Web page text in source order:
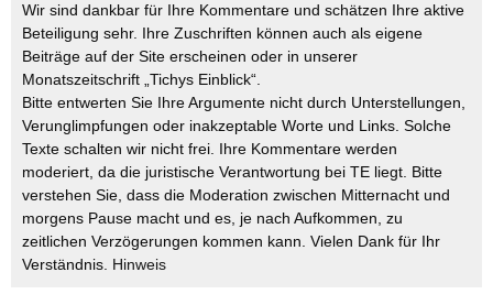
Wir sind dankbar für Ihre Kommentare und schätzen Ihre aktive
Beteiligung sehr. Ihre Zuschriften können auch als eigene
Beiträge auf der Site erscheinen oder in unserer
Monatszeitschrift „Tichys Einblick“.
Bitte entwerten Sie Ihre Argumente nicht durch Unterstellungen,
Verunglimpfungen oder inakzeptable Worte und Links. Solche
Texte schalten wir nicht frei. Ihre Kommentare werden
moderiert, da die juristische Verantwortung bei TE liegt. Bitte
verstehen Sie, dass die Moderation zwischen Mitternacht und
morgens Pause macht und es, je nach Aufkommen, zu
zeitlichen Verzögerungen kommen kann. Vielen Dank für Ihr
Verständnis. Hinweis